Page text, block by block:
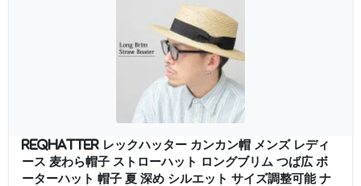
ReqHatter レックハッター カンカン帽 メンズ レディ
ース 麦わら帽子 ストローハット ロングブリム つば広 ボ
ーターハット 帽子 夏 深め シルエット サイズ調整可能 ナ